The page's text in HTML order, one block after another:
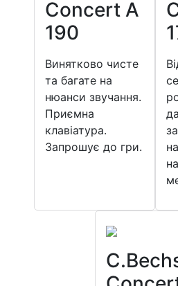
Concert A
190
Винятково чисте
та багате на
нюанси звучання.
Приємна
клавіатура.
Запрошує до гри.